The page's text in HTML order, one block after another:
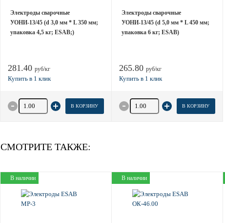
Электроды сварочные
УОНИ-13/45 (d 3,0 мм * L 350 мм;
упаковка 4,5 кг; ESAB;)
281.40 руб/кг
Количество товара В КОРЗИНУ
Электроды сварочные
УОНИ-13/45 (d 5,0 мм * L 450 мм;
упаковка 6 кг; ESAB)
265.80 руб/кг
Количество товара В КОРЗИНУ
СМОТРИТЕ ТАКЖЕ:
В наличии В наличии